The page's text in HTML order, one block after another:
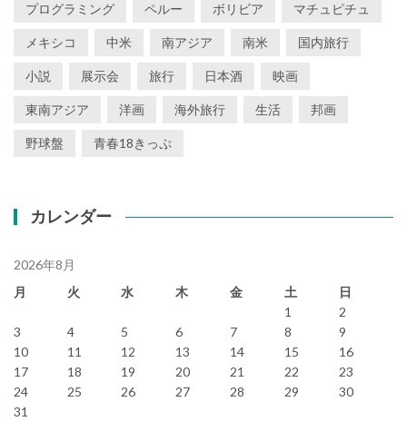
プログラミング ペルー ボリビア マチュピチュ
メキシコ 中米 南アジア 南米 国内旅行
小説 展示会 旅行 日本酒 映画
東南アジア 洋画 海外旅行 生活 邦画
野球盤 青春18きっぷ
カレンダー
2026年8月
月
火 水 木 金 土
日
1
2
3
4 5 6 7 8
9
10
11 12 13 14 15
16
17
18 19 20 21 22
23
24
25 26 27 28 29
30
31